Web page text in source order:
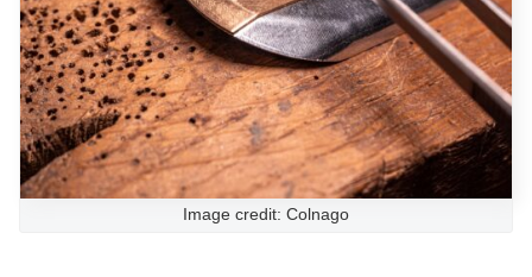
Image credit: Colnago